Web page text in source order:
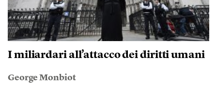
I miliardari all’attacco dei diritti umani
George Monbiot